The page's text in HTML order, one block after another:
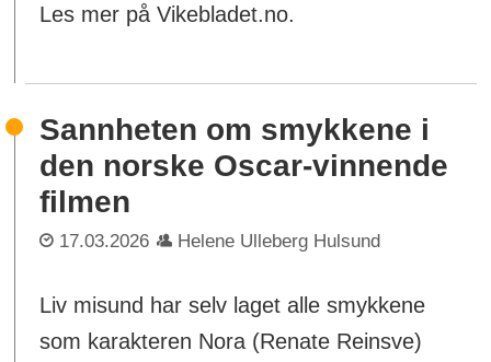
Les mer på Vikebladet.no.
Sannheten om smykkene i
den norske Oscar-vinnende
filmen
17.03.2026 Helene Ulleberg Hulsund
Liv misund har selv laget alle smykkene
som karakteren Nora (Renate Reinsve)